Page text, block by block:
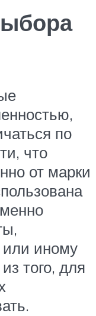
по
что
от марки
или иному
того, для